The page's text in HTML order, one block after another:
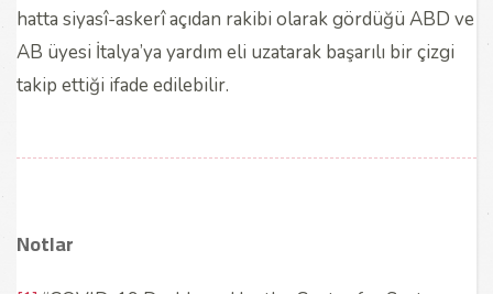
hatta siyasî-askerî açıdan rakibi olarak gördüğü ABD ve
AB üyesi İtalya’ya yardım eli uzatarak başarılı bir çizgi
takip ettiği ifade edilebilir.
Notlar